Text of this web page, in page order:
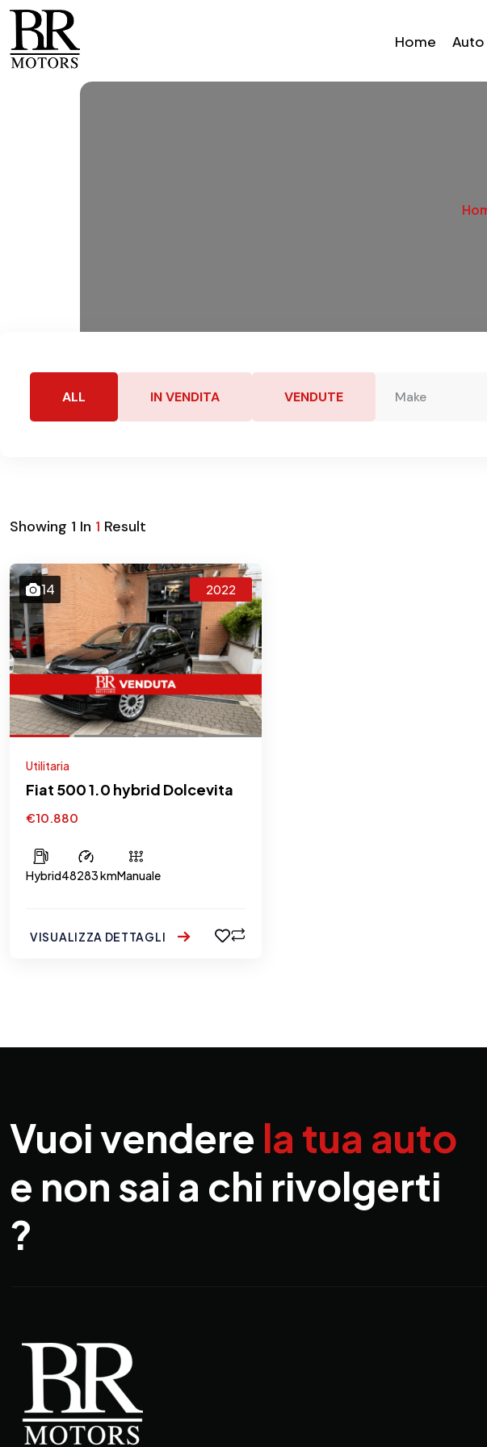
Home Auto
ALL IN VENDITA VENDUTE Make
Showing 1 In 1 Result
14 2022
Utilitaria
Fiat 500 1.0 hybrid Dolcevita
€10.880
Hybrid48283 kmManuale
VISUALIZZA DETTAGLI
Vuoi vendere la tua auto
e non sai a chi rivolgerti
?